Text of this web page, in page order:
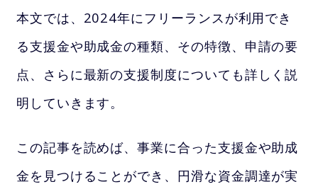
本文では、2024年にフリーランスが利用でき
る支援金や助成金の種類、その特徴、申請の要
点、さらに最新の支援制度についても詳しく説
明していきます。
この記事を読めば、事業に合った支援金や助成
金を見つけることができ、円滑な資金調達が実